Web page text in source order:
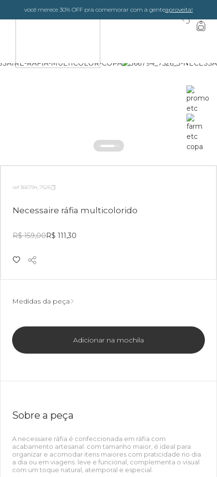
você merece 30% OFF pra comemorar com a genteaproveita!
ref 366794_7526
Necessaire ráfia multicolorido
R$ 159,00R$ 111,30
Medidas da peça
Adicionar na mochila
Sobre a peça
A necessaire ráfia é confeccionada em ráfia com
acabamento artesanal. com tamanho maior, é ideal para
organizar e acomodar itens maiores com praticidade no dia
a dia ou em viagens. leve e funcional, complementa o visual
com um toque natural, atemporal e especial.